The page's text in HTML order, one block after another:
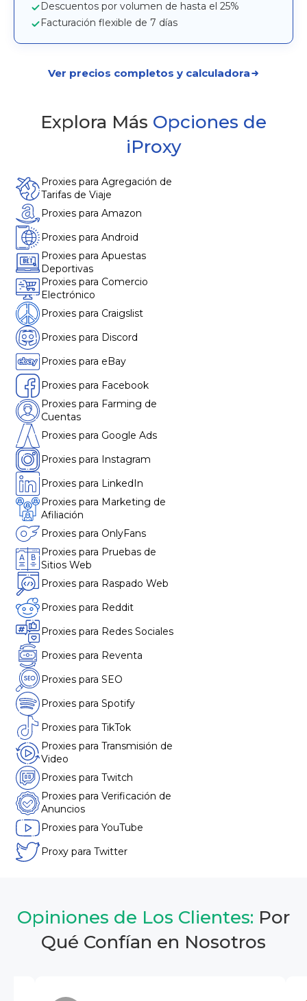
Descuentos por volumen de hasta el 25%
Facturación flexible de 7 días
Ver precios completos y calculadora
Explora Más Opciones de
iProxy
Proxies para Agregación de
Tarifas de Viaje
Proxies para Amazon
Proxies para Android
Proxies para Apuestas
Deportivas
Proxies para Comercio
Electrónico
Proxies para Craigslist
Proxies para Discord
Proxies para eBay
Proxies para Facebook
Proxies para Farming de
Cuentas
Proxies para Google Ads
Proxies para Instagram
Proxies para LinkedIn
Proxies para Marketing de
Afiliación
Proxies para OnlyFans
Proxies para Pruebas de
Sitios Web
Proxies para Raspado Web
Proxies para Reddit
Proxies para Redes Sociales
Proxies para Reventa
Proxies para SEO
Proxies para Spotify
Proxies para TikTok
Proxies para Transmisión de
Video
Proxies para Twitch
Proxies para Verificación de
Anuncios
Proxies para YouTube
Proxy para Twitter
Opiniones de Los Clientes: Por
Qué Confían en Nosotros